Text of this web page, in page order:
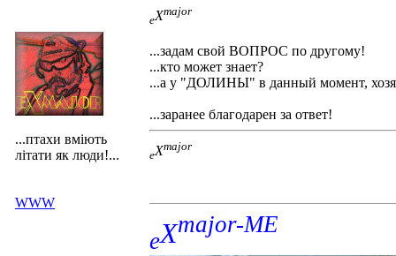
...птахи вміють
літати як люди!...
WWW
eXmajor
...задам свой ВОПРОС по другому!
...кто может знает?
...а у "ДОЛИНЫ" в данный момент,
...заранее благодарен за ответ!
eXmajor
eXmajor-ME